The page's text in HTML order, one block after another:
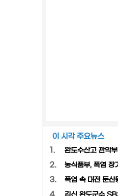
이 시각 주요뉴스
1.
완도수산고 관악부
2. 농식품부, 폭염 장
3. 폭염 속 대전 둔